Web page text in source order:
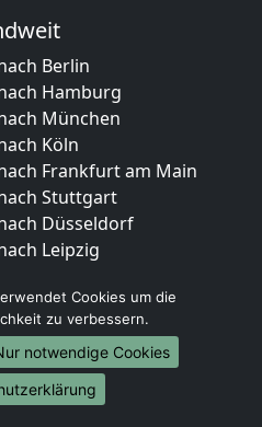
Berlin
Hamburg
München
Köln
Frankfurt am Main
Stuttgart
Düsseldorf
Leipzig
Essen
Bremen
Dresden
Hannover
Nürnberg
Cookies um die
zu verbessern.
notwendige Cookies